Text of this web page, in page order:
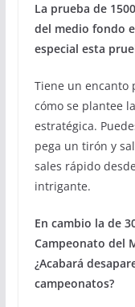
La prueba de
del medio fondo
especial esta
Tiene un encanto
cómo se plantee
estratégica.
pega un tirón y
sales rápido
intrigante.
En cambio la de
Campeonato del
¿Acabará
campeonatos?